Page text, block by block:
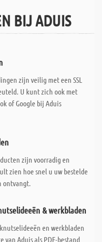
BIJ ADUIS
zijn veilig met een SSL
U kunt zich ook met
of Google bij Aduis
zijn voorradig en
zien hoe snel u uw bestelde
ontvangt.
& werkbladen
en werkbladen
van Aduis als PDF-bestand